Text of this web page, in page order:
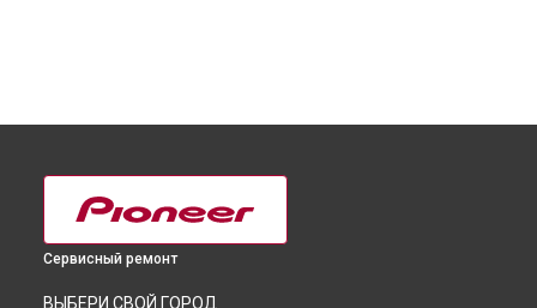
Сервисный ремонт
ВЫБЕРИ СВОЙ ГОРОД